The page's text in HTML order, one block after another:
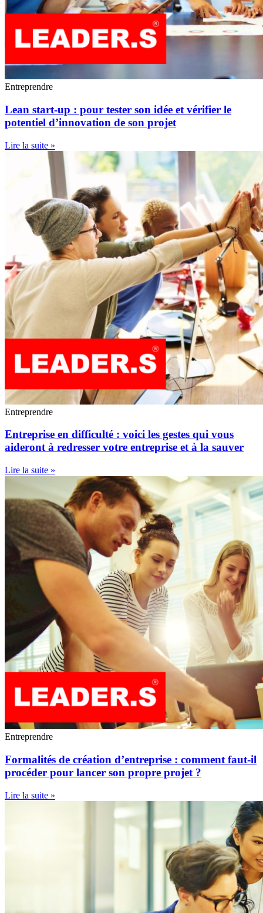
Entreprendre
Lean start-up : pour tester son idée et vérifier le
potentiel d’innovation de son projet
Lire la suite »
Entreprendre
Entreprise en difficulté : voici les gestes qui vous
aideront à redresser votre entreprise et à la sauver
Lire la suite »
Entreprendre
Formalités de création d’entreprise : comment faut-il
procéder pour lancer son propre projet ?
Lire la suite »